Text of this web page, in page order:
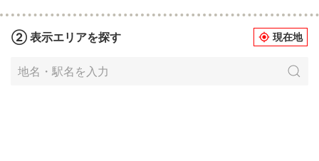
② 表示エリアを探す my_location 現在地